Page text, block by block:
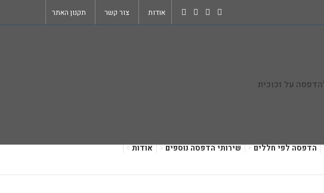
אודות צור קשר תקנון האתר
הדפסה לפי חללים שירותי הדפסה נוספים אודות